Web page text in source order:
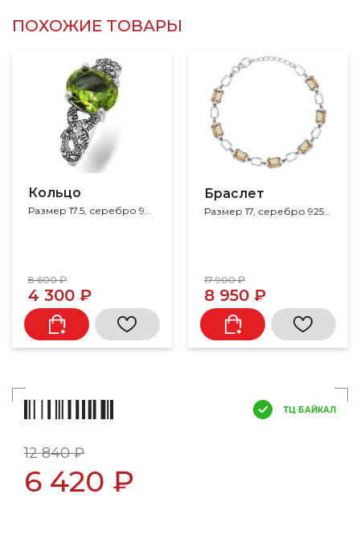
ПОХОЖИЕ ТОВАРЫ
Кольцо
Размер 17.5, серебро 925, ситалл, султанит, марказит
8 600 ₽
4 300 ₽
Браслет
Размер 17, серебро 925, султанит
17 900 ₽
8 950 ₽
ТЦ БАЙКАЛ
12 840 ₽
6 420 ₽